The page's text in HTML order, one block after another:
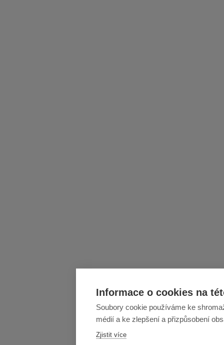
Informace o cookies na
Soubory cookie používáme ke
médií a ke zlepšení a přizpůsobení
Zjistit více